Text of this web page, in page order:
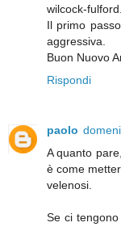
wilcock-
Il primo
aggressiva.
Buon Nuovo
Rispondi
paolo
A quanto
è come
velenosi.
Se ci